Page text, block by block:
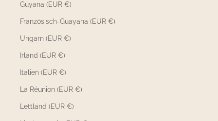
Guyana (EUR €)
Französisch-Guayana (EUR €)
Ungarn (EUR €)
Irland (EUR €)
Italien (EUR €)
La Réunion (EUR €)
Lettland (EUR €)